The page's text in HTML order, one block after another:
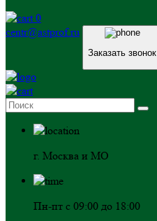
0
centr@astprof.ru
Заказать звонок
г. Москва и МО
Пн-пт с 09:00 до 18:00